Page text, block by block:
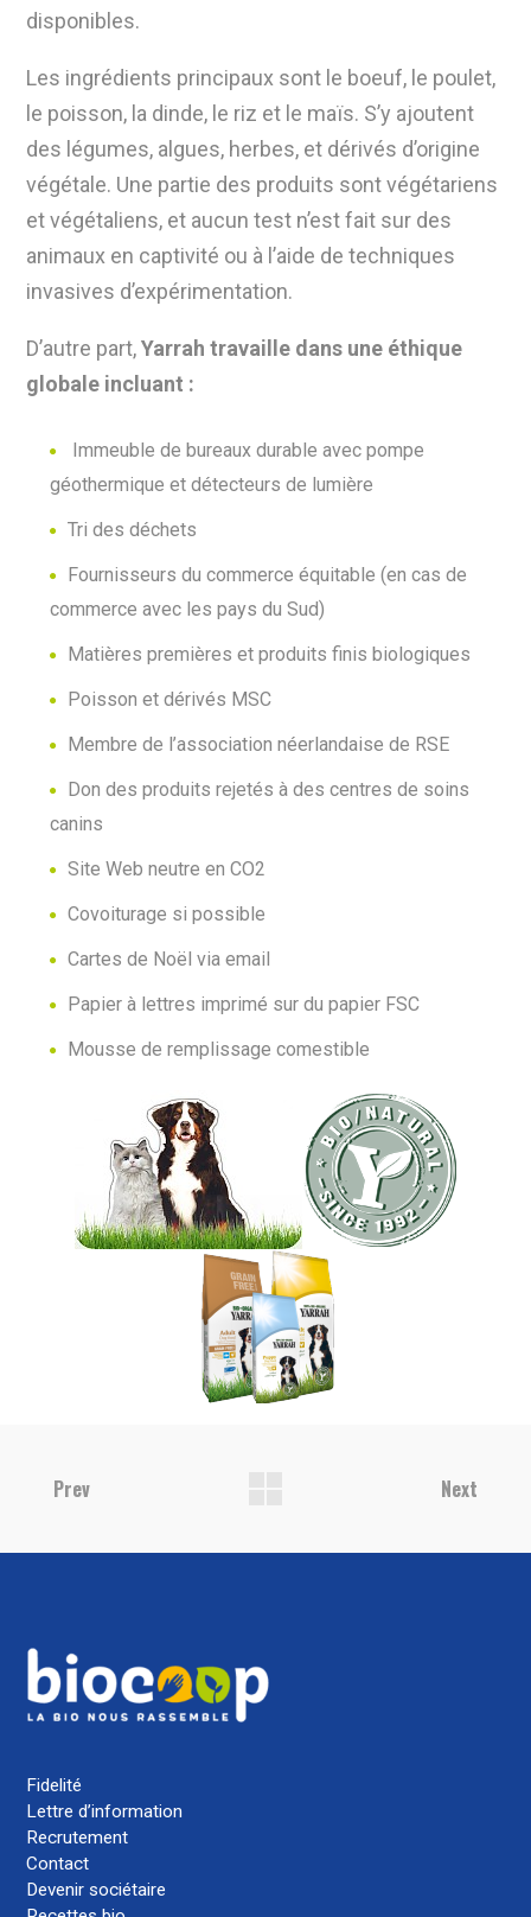
disponibles.
Les ingrédients principaux sont le boeuf, le poulet,
le poisson, la dinde, le riz et le maïs. S’y ajoutent
des légumes, algues, herbes, et dérivés d’origine
végétale. Une partie des produits sont végétariens
et végétaliens, et aucun test n’est fait sur des
animaux en captivité ou à l’aide de techniques
invasives d’expérimentation.
D’autre part,Yarrah travaille dans une éthique
globale incluant :
Immeuble de bureaux durable avec pompe
géothermique et détecteurs de lumière
Tri des déchets
Fournisseurs du commerce équitable (en cas de
commerce avec les pays du Sud)
Matières premières et produits finis biologiques
Poisson et dérivés MSC
Membre de l’association néerlandaise de RSE
Don des produits rejetés à des centres de soins
canins
Site Web neutre en CO2
Covoiturage si possible
Cartes de Noël via email
Papier à lettres imprimé sur du papier FSC
Mousse de remplissage comestible
Prev Next
Fidelité
Lettre d’information
Recrutement
Contact
Devenir sociétaire